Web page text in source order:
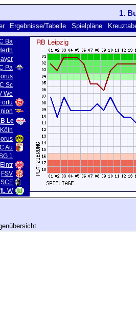
1.
Ergebnisse/Tabelle Spielpläne
Ba
Pa
Sc
We
Fortu
Le
Köln
Au
1
Eintr
FSV
SCF
W